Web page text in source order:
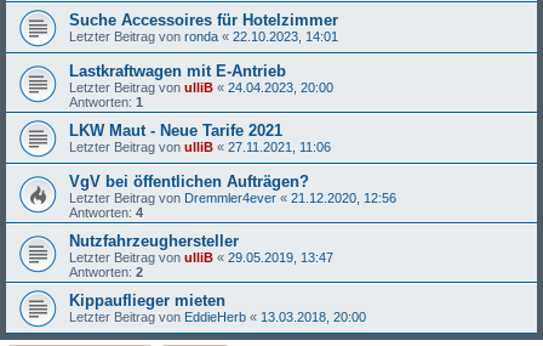
Suche Accessoires für Hotelzimmer
Letzter Beitrag von ronda « 22.10.2023, 14:01
Lastkraftwagen mit E-Antrieb
Letzter Beitrag von ulliB « 24.04.2023, 20:00
Antworten: 1
LKW Maut - Neue Tarife 2021
Letzter Beitrag von ulliB « 27.11.2021, 11:06
VgV bei öffentlichen Aufträgen?
Letzter Beitrag von Dremmler4ever « 21.12.2020, 12:56
Antworten: 4
Nutzfahrzeughersteller
Letzter Beitrag von ulliB « 29.05.2019, 13:47
Antworten: 2
Kippauflieger mieten
Letzter Beitrag von EddieHerb « 13.03.2018, 20:00